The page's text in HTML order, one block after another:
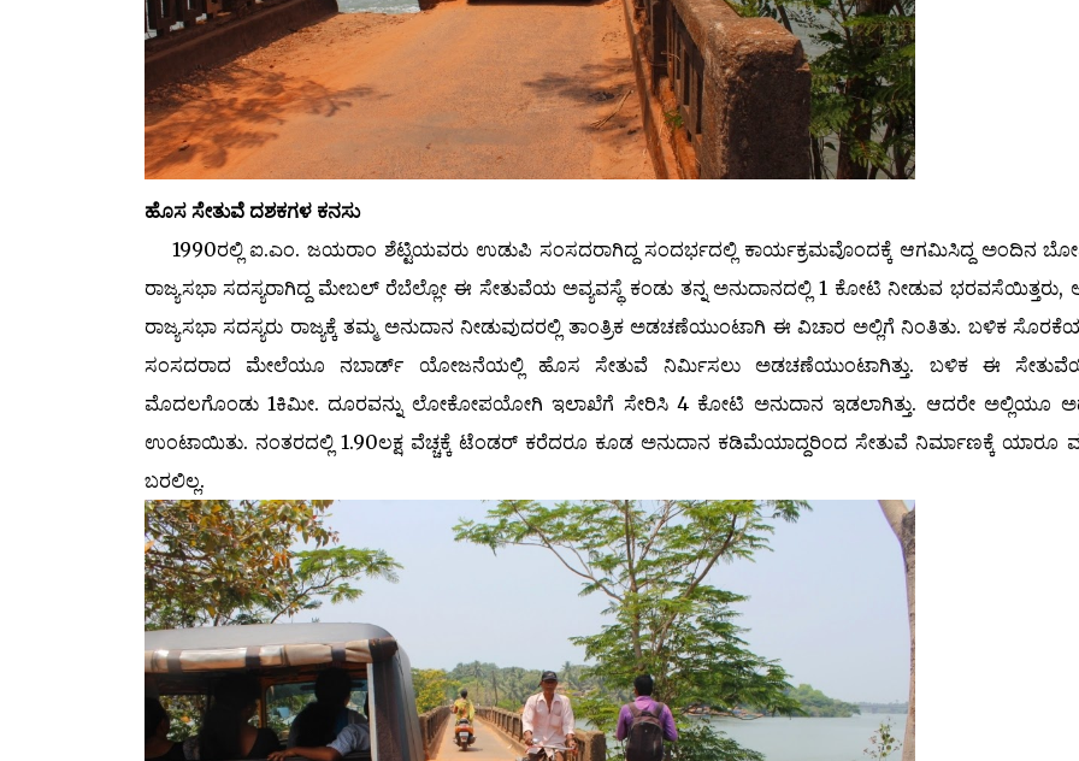
ಹೊಸ ಸೇತುವೆ ದಶಕಗಳ ಕನಸು
1990ರಲ್ಲಿ ಐ.ಎಂ. ಜಯರಾಂ ಶೆಟ್ಟಿಯವರು ಉಡುಪಿ ಸಂಸದರಾಗಿದ್ದ ಸಂದರ್ಭದಲ್ಲಿ ಕಾರ್ಯಕ್ರಮವೊಂದಕ್ಕೆ ಆಗಮಿಸಿದ್ದ ಅಂದಿನ
ರಾಜ್ಯಸಭಾ ಸದಸ್ಯರಾಗಿದ್ದ ಮೇಬಲ್ ರೆಬೆಲ್ಲೋ ಈ ಸೇತುವೆಯ ಅವ್ಯವಸ್ಥೆ ಕಂಡು ತನ್ನ ಅನುದಾನದಲ್ಲಿ 1 ಕೋಟಿ ನೀಡುವ ಭರವಸೆಯಿತ್ತರು,
ರಾಜ್ಯಸಭಾ ಸದಸ್ಯರು ರಾಜ್ಯಕ್ಕೆ ತಮ್ಮ ಅನುದಾನ ನೀಡುವುದರಲ್ಲಿ ತಾಂತ್ರಿಕ ಅಡಚಣೆಯುಂಟಾಗಿ ಈ ವಿಚಾರ ಅಲ್ಲಿಗೆ ನಿಂತಿತು. ಬಳಿಕ
ಸಂಸದರಾದ ಮೇಲೆಯೂ ನಬಾರ್ಡ್ ಯೋಜನೆಯಲ್ಲಿ ಹೊಸ ಸೇತುವೆ ನಿರ್ಮಿಸಲು ಅಡಚಣೆಯುಂಟಾಗಿತ್ತು. ಬಳಿಕ ಈ
ಮೊದಲಗೊಂಡು 1ಕಿಮೀ. ದೂರವನ್ನು ಲೋಕೋಪಯೋಗಿ ಇಲಾಖೆಗೆ ಸೇರಿಸಿ 4 ಕೋಟಿ ಅನುದಾನ ಇಡಲಾಗಿತ್ತು. ಆದರೇ ಅಲ್ಲಿಯೂ
ಉಂಟಾಯಿತು. ನಂತರದಲ್ಲಿ 1.90ಲಕ್ಷ ವೆಚ್ಚಕ್ಕೆ ಟೆಂಡರ್ ಕರೆದರೂ ಕೂಡ ಅನುದಾನ ಕಡಿಮೆಯಾದ್ದರಿಂದ ಸೇತುವೆ ನಿರ್ಮಾಣಕ್ಕೆ ಯಾರೂ
ಬರಲಿಲ್ಲ.